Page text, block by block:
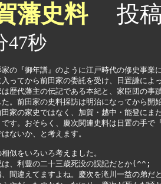
藩史料 投
47秒
家の『御年譜』のように江戸時代の修史事業
ってから前田家の委託を受け、日置謙によ
歴代藩主の伝記である本紀と、家臣団の事
。前田家の史料採訪は明治になってから開
家の家史ではなく、加賀・越中・能登にま
す。おそらく、慶次関連史料は日置の手で
ないか、と考えます。
似をいろいろ考えました。
は、利豊の二十三歳死没の誤記だとか(^^;
間違えてますよね。慶次を滝川一益の弟だ